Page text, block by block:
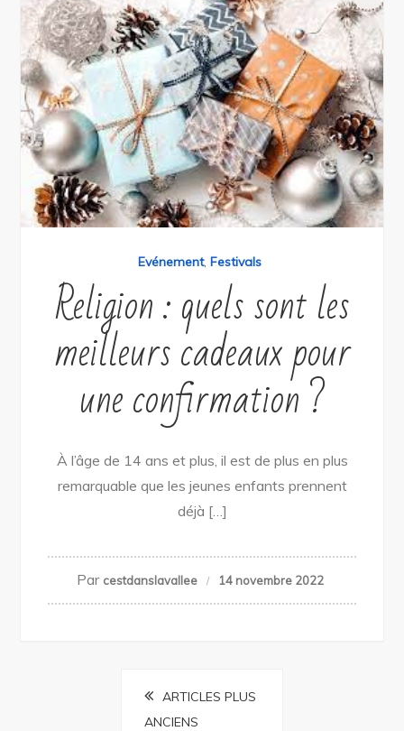
Evénement, Festivals
Religion : quels sont les
meilleurs cadeaux pour
une confirmation ?
À l’âge de 14 ans et plus, il est de plus en plus
remarquable que les jeunes enfants prennent
déjà […]
Par cestdanslavallee 14 novembre 2022
NavigationARTICLES PLUS
ANCIENS